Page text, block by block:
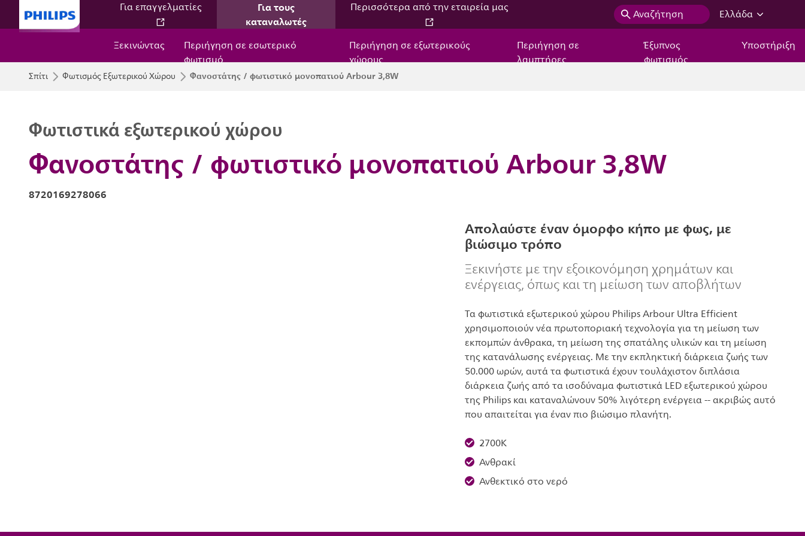
Για επαγγελματίες
Για τους
καταναλωτές
Περισσότερα από την εταιρεία μας Αναζήτηση
Ελλάδα
Ξεκινώντας
Περιήγηση σε εσωτερικό
φωτισμό
Περιήγηση σε εξωτερικούς
χώρους
Περιήγηση σε
λαμπτήρες
Έξυπνος
φωτισμός
Υποστήριξη
Σπίτι Φωτισμός Εξωτερικού Χώρου Φανοστάτης / φωτιστικό μονοπατιού Arbour 3,8W
Φανοστάτης / φωτιστικό μονοπατιού Arbour 3,8W
Φωτιστικά εξωτερικού χώρου
8720169278066
Απολαύστε έναν όμορφο κήπο με φως, με
βιώσιμο τρόπο
Ξεκινήστε με την εξοικονόμηση χρημάτων και
ενέργειας, όπως και τη μείωση των αποβλήτων
Τα φωτιστικά εξωτερικού χώρου Philips Arbour Ultra Efficient
χρησιμοποιούν νέα πρωτοποριακή τεχνολογία για τη μείωση των
εκπομπών άνθρακα, τη μείωση της σπατάλης υλικών και τη μείωση
της κατανάλωσης ενέργειας. Με την εκπληκτική διάρκεια ζωής των
50.000 ωρών, αυτά τα φωτιστικά έχουν τουλάχιστον διπλάσια
διάρκεια ζωής από τα ισοδύναμα φωτιστικά LED εξωτερικού χώρου
της Philips και καταναλώνουν 50% λιγότερη ενέργεια -- ακριβώς αυτό
που απαιτείται για έναν πιο βιώσιμο πλανήτη.
2700K
Ανθρακί
Ανθεκτικό στο νερό